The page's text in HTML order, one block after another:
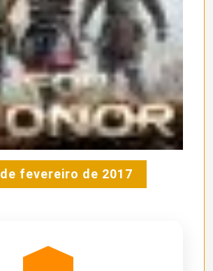
fevereiro de 2017